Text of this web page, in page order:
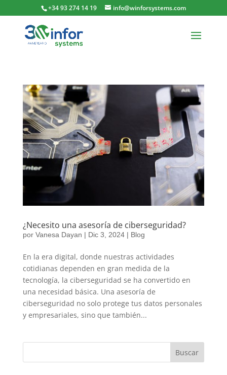
+34 93 274 14 19 info@winforsystems.com
¿Necesito una asesoría de ciberseguridad?
por Vanesa Dayan | Dic 3, 2024| Blog
En la era digital, donde nuestras actividades
cotidianas dependen en gran medida de la
tecnología, la ciberseguridad se ha convertido en
una necesidad básica. Una asesoría de
ciberseguridad no solo protege tus datos personales
y empresariales, sino que también...